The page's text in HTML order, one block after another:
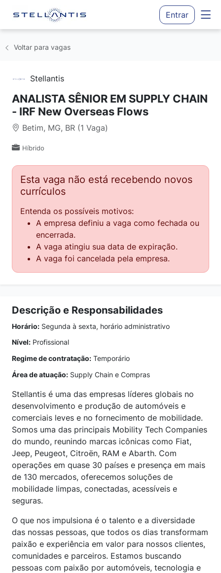
Entrar
Voltar para vagas
Stellantis
ANALISTA SÊNIOR EM SUPPLY CHAIN
- IRF New Overseas Flows
Betim, MG, BR (1 Vaga)
Híbrido
Esta vaga não está recebendo novos
currículos
Entenda os possíveis motivos:
A empresa definiu a vaga como fechada ou
encerrada.
A vaga atingiu sua data de expiração.
A vaga foi cancelada pela empresa.
Descrição e Responsabilidades
Horário: Segunda à sexta, horário administrativo
Nível: Profissional
Regime de contratação: Temporário
Área de atuação: Supply Chain e Compras
Stellantis é uma das empresas líderes globais no
desenvolvimento e produção de automóveis e
comerciais leves e no fornecimento de mobilidade.
Somos uma das principais Mobility Tech Companies
do mundo, reunindo marcas icônicas como Fiat,
Jeep, Peugeot, Citroën, RAM e Abarth. Com
operações em quase 30 países e presença em mais
de 130 mercados, oferecemos soluções de
mobilidade limpas, conectadas, acessíveis e
seguras.
O que nos impulsiona é o talento e a diversidade
das nossas pessoas, que todos os dias transformam
paixão e experiência em valor para nossos clientes,
comunidades e parceiros. Estamos buscando
pessoas com paixão por automóveis, tecnologia e